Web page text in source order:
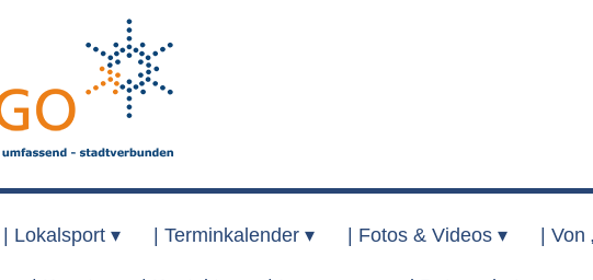
Lokalsport ▾ Terminkalender ▾ Fotos & Videos ▾ Von